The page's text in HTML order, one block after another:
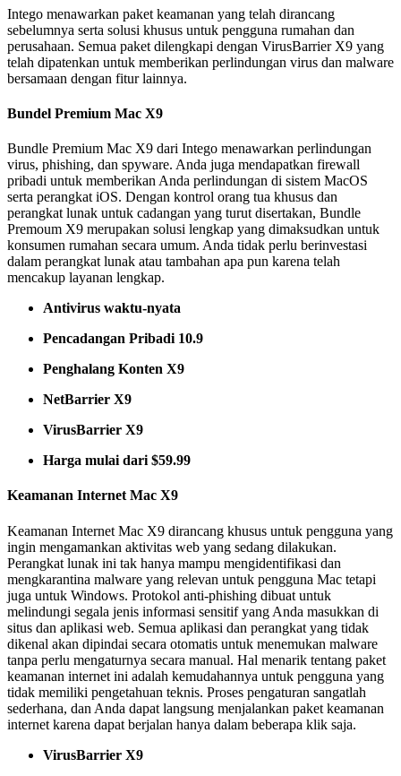
Intego menawarkan paket keamanan yang telah dirancang
sebelumnya serta solusi khusus untuk pengguna rumahan dan
perusahaan. Semua paket dilengkapi dengan VirusBarrier X9 yang
telah dipatenkan untuk memberikan perlindungan virus dan malware
bersamaan dengan fitur lainnya.
Bundel Premium Mac X9
Bundle Premium Mac X9 dari Intego menawarkan perlindungan
virus, phishing, dan spyware. Anda juga mendapatkan firewall
pribadi untuk memberikan Anda perlindungan di sistem MacOS
serta perangkat iOS. Dengan kontrol orang tua khusus dan
perangkat lunak untuk cadangan yang turut disertakan, Bundle
Premoum X9 merupakan solusi lengkap yang dimaksudkan untuk
konsumen rumahan secara umum. Anda tidak perlu berinvestasi
dalam perangkat lunak atau tambahan apa pun karena telah
mencakup layanan lengkap.
Antivirus waktu-nyata
Pencadangan Pribadi 10.9
Penghalang Konten X9
NetBarrier X9
VirusBarrier X9
Harga mulai dari $59.99
Keamanan Internet Mac X9
Keamanan Internet Mac X9 dirancang khusus untuk pengguna yang
ingin mengamankan aktivitas web yang sedang dilakukan.
Perangkat lunak ini tak hanya mampu mengidentifikasi dan
mengkarantina malware yang relevan untuk pengguna Mac tetapi
juga untuk Windows. Protokol anti-phishing dibuat untuk
melindungi segala jenis informasi sensitif yang Anda masukkan di
situs dan aplikasi web. Semua aplikasi dan perangkat yang tidak
dikenal akan dipindai secara otomatis untuk menemukan malware
tanpa perlu mengaturnya secara manual. Hal menarik tentang paket
keamanan internet ini adalah kemudahannya untuk pengguna yang
tidak memiliki pengetahuan teknis. Proses pengaturan sangatlah
sederhana, dan Anda dapat langsung menjalankan paket keamanan
internet karena dapat berjalan hanya dalam beberapa klik saja.
VirusBarrier X9